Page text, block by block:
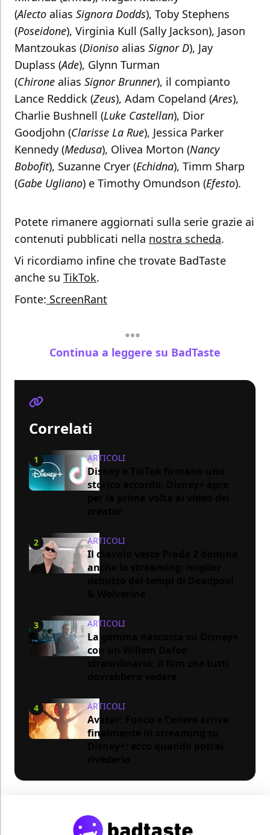
(Alecto alias Signora Dodds), Toby Stephens
(Poseidone), Virginia Kull (Sally Jackson), Jason
Mantzoukas (Dioniso alias Signor D), Jay
Duplass (Ade), Glynn Turman
(Chirone alias Signor Brunner), il compianto
Lance Reddick (Zeus), Adam Copeland (Ares),
Charlie Bushnell (Luke Castellan), Dior
Goodjohn (Clarisse La Rue), Jessica Parker
Kennedy (Medusa), Olivea Morton (Nancy
Bobofit), Suzanne Cryer (Echidna), Timm Sharp
(Gabe Ugliano) e Timothy Omundson (Efesto).
Potete rimanere aggiornati sulla serie grazie ai
contenuti pubblicati nella nostra scheda.
Vi ricordiamo infine che trovate BadTaste
anche su TikTok.
Fonte: ScreenRant
Continua a leggere su BadTaste
Correlati
1 ARTICOLI
Disney e TikTok firmano uno
storico accordo: Disney+ apre
2 ARTICOLI
Il diavolo veste Prada 2 domina
anche lo streaming: miglior
3 ARTICOLI
La gemma nascosta su Disney+
con un Willem Dafoe
4 ARTICOLI
Avatar: Fuoco e Cenere arriva
finalmente in streaming su